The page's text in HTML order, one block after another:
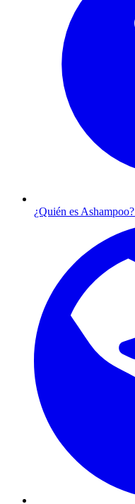
¿Quién es Ashampoo?